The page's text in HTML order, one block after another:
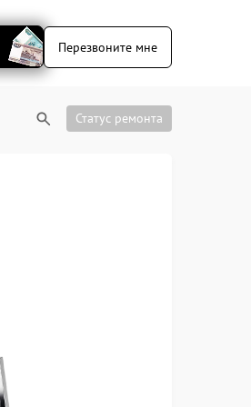
Перезвоните мне
Статус ремонта